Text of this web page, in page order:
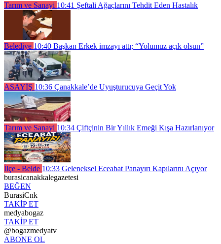
Tarım ve Sanayi 10:41 Şeftali Ağaçlarını Tehdit Eden Hastalık
Belediye 10:40 Başkan Erkek imzayı attı; “Yolumuz açık olsun”
ASAYİŞ 10:36 Çanakkale’de Uyuşturucuya Geçit Yok
Tarım ve Sanayi 10:34 Çiftçinin Bir Yıllık Emeği Kışa Hazırlanıyor
İlçe - Belde 10:33 Geleneksel Eceabat Panayırı Kapılarını Açıyor
burasicanakkalegazetesi
BEĞEN
BurasiCnk
TAKİP ET
medyabogaz
TAKİP ET
@bogazmedyatv
ABONE OL